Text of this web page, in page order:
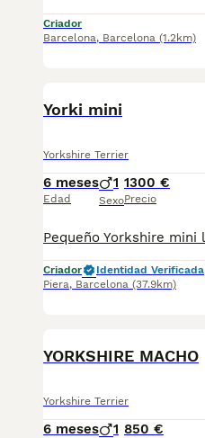
Criador
Barcelona, Barcelona (1.2km)
Yorki mini
Yorkshire Terrier
6 meses
Edad
1
Sexo
1300 €
Precio
Criador
Identidad Verificada
Piera, Barcelona (37.9km)
YORKSHIRE MACHO
Yorkshire Terrier
6 meses 1 850 €